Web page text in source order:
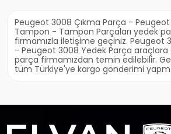
Peugeot 3008 Çıkma Parça -
Tampon - Tampon Parçaları yedek
firmamızla iletişime geçiniz. Peugeot
- Peugeot 3008 Yedek Parça araçlara
parça firmamızdan temin edilebilir.
tüm Türkiye'ye kargo gönderimi